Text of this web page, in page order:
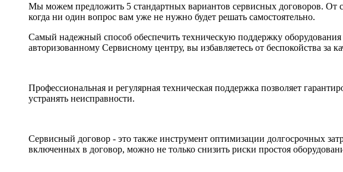
Мы можем предложить 5 стандартных вариантов сервисных договоров.
когда ни один вопрос вам уже не нужно будет решать самостоятельно.
Самый надежный способ обеспечить техническую поддержку
авторизованному Сервисному центру, вы избавляетесь от беспокойства за
Профессиональная и регулярная техническая поддержка позволяет
устранять неисправности.
Сервисный договор - это также инструмент оптимизации долгосрочных
включенных в договор, можно не только снизить риски простоя